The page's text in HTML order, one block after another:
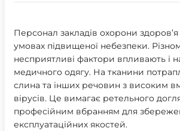
Персонал закладів охорони
умовах підвищеної небезпеки.
несприятливі фактори впливають і
медичного одягу. На тканини
слина та інших речовин з високим
вірусів. Це вимагає ретельного
професійним вбранням для
експлуатаційних якостей.